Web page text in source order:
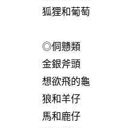
狐狸和葡萄
◎侗戇類
金銀斧頭
想欲飛的龜
狼和羊仔
馬和鹿仔